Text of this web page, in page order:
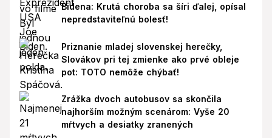
Bidena: Krutá choroba sa šíri ďalej, opísal
nepredstaviteľnú bolesť!
Priznanie mladej slovenskej herečky,
Slovákov pri tej zmienke ako prvé obleje
pot: TOTO nemôže chýbať!
Zrážka dvoch autobusov sa skončila
najhorším možným scenárom: Vyše 20
mŕtvych a desiatky zranených